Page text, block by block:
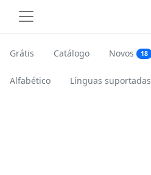
Grátis Catálogo Novos 18
Alfabético Línguas suportadas